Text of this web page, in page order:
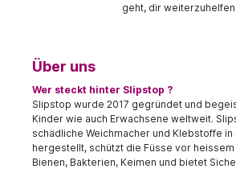
geht, dir weiterzuhelfen.
Über uns
Wer steckt hinter Slipstop ?
Slipstop wurde 2017 gegründet und
Kinder wie auch Erwachsene weltweit.
schädliche Weichmacher und Klebstoffe in
hergestellt, schützt die Füsse vor heissem
Bienen, Bakterien, Keimen und bietet